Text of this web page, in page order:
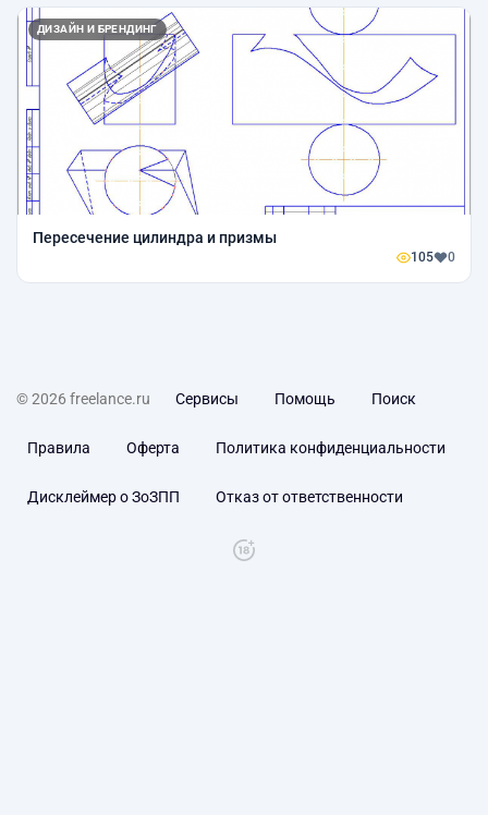
ДИЗАЙН И БРЕНДИНГ
Пересечение цилиндра и призмы
105 0
© 2026 freelance.ru Сервисы Помощь Поиск
Правила Оферта Политика конфиденциальности
Дисклеймер о ЗоЗПП Отказ от ответственности